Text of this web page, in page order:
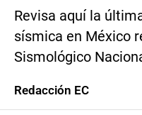
Revisa aquí la
sísmica en México
Sismológico
Redacción EC